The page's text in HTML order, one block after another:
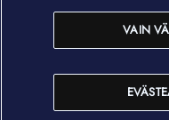
In English
VAIN